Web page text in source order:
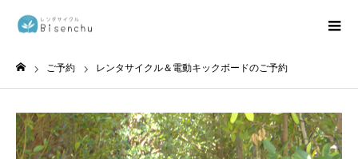
ご予約 レンタサイクル＆電動キックボードのご予約